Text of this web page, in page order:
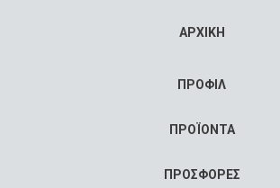
ΑΡΧΙΚΗ
ΠΡΟΦΙΛ
ΠΡΟΪΟΝΤΑ
ΠΡΟΣΦΟΡΕΣ